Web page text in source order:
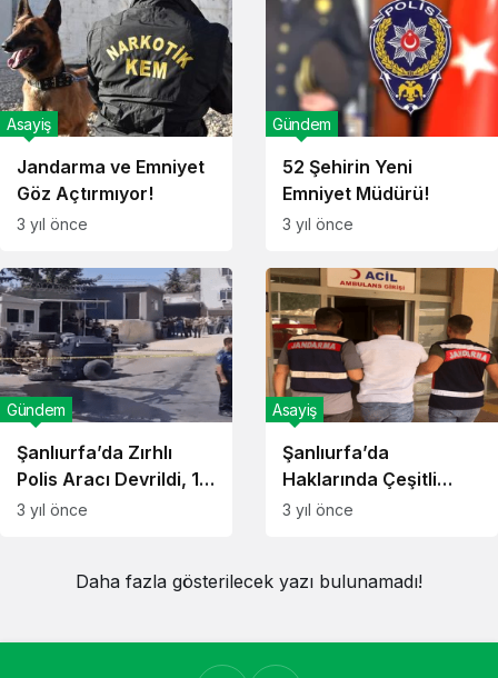
Jandarma ve Emniyet
Göz Açtırmıyor!
Asayiş
3 yıl önce
52 Şehirin Yeni
Emniyet Müdürü!
Gündem
3 yıl önce
Şanlıurfa’da Zırhlı
Polis Aracı Devrildi, 1
şehit!
Gündem
3 yıl önce
Şanlıurfa’da
Haklarında Çeşitli
Hapis Cezası Bulunan
Asayiş
3 yıl önce
Daha fazla gösterilecek yazı bulunamadı!